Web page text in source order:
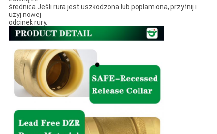
średnica.Jeśli rura jest uszkodzona lub poplamiona, przytnij i
użyj nowej
odcinek rury.